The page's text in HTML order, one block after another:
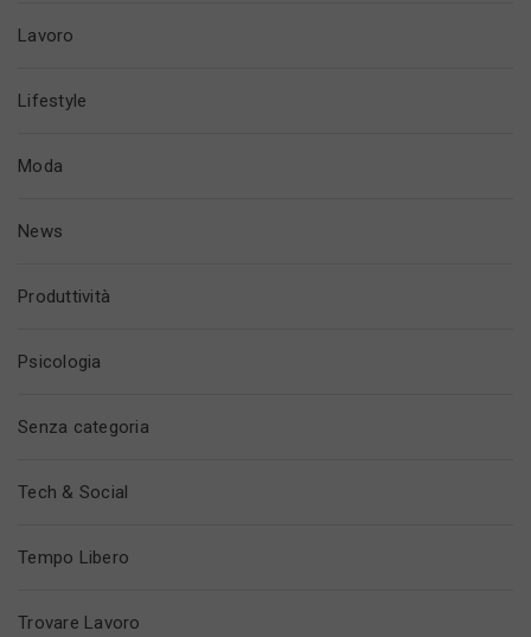
Lavoro
Lifestyle
Moda
News
Produttività
Psicologia
Senza categoria
Tech & Social
Tempo Libero
Trovare Lavoro